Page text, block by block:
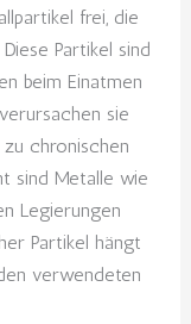
frei, die
Partikel sind
beim Einatmen
sie
zu chronischen
sind Metalle wie
Legierungen
Partikel hängt
verwendeten